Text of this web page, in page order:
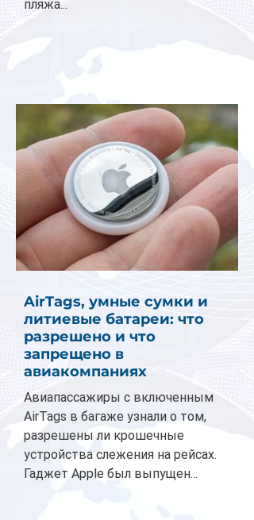
пляжа...
AirTags, умные сумки и
литиевые батареи: что
разрешено и что
запрещено в
авиакомпаниях
Авиапассажиры с включенным
AirTags в багаже узнали о том,
разрешены ли крошечные
устройства слежения на рейсах.
Гаджет Apple был выпущен...